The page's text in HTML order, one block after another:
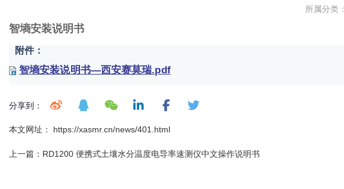
所属分类：
智墒安装说明书
附件：
智墒安装说明书—西安赛莫瑞.pdf
分享到：
本文网址： https://xasmr.cn/news/401.html
上一篇： RD1200 便携式土壤水分温度电导率速测仪中文操作说明书